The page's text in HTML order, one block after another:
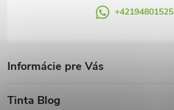
i
s
u
Informácie pre Vás
Tinta Blog